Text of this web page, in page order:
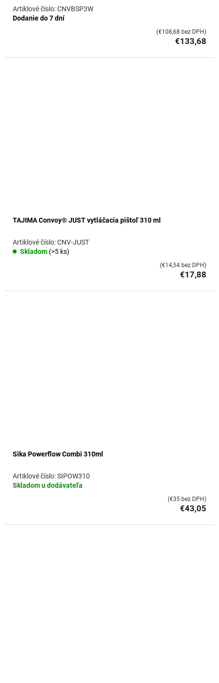
Dodanie do 7 dní
CNVBSP3W
€133,68
(€108,68 bez DPH)
TAJIMA Convoy® JUST vytláčacia pištoľ 310 ml
Skladom (>5 ks)
CNV-JUST
€17,88
(€14,54 bez DPH)
Sika Powerflow Combi 310ml
Skladom u dodávateľa
SIPOW310
€43,05
(€35 bez DPH)